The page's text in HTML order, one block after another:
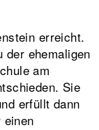
erreicht.
der ehemaligen
am
Sie
erfüllt dann